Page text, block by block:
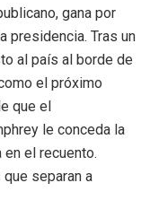
gana por
presidencia. Tras un
al país al borde de
el próximo
que el
le conceda la
el recuento.
separan a